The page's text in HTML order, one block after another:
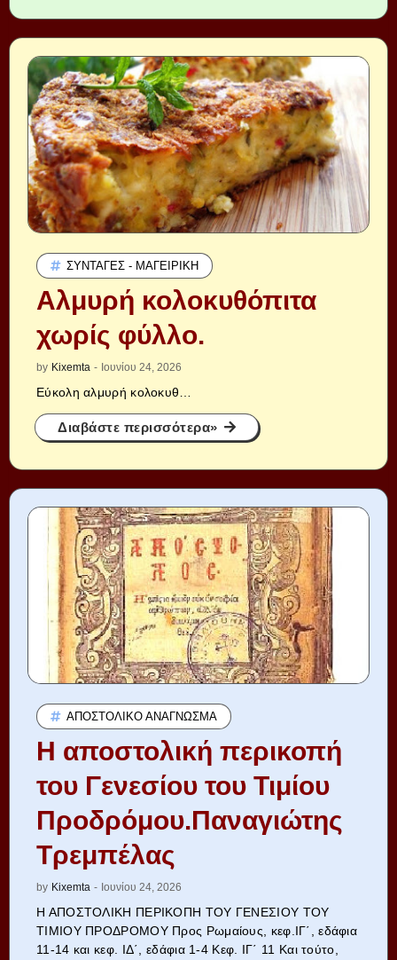
ΣΥΝΤΑΓΈΣ - ΜΑΓΕΙΡΙΚΉ
Αλμυρή κολοκυθόπιτα
χωρίς φύλλο.
by Kixemta - Ιουνίου 24, 2026
Εύκολη αλμυρή κολοκυθ…
Διαβάστε περισσότερα»
ΑΠΟΣΤΟΛΙΚΌ ΑΝΆΓΝΩΣΜΑ
Η αποστολική περικοπή
του Γενεσίου του Τιμίου
Προδρόμου.Παναγιώτης
Τρεμπέλας
by Kixemta - Ιουνίου 24, 2026
Η ΑΠΟΣΤΟΛΙΚΗ ΠΕΡΙΚΟΠΗ ΤΟΥ ΓΕΝΕΣΙΟΥ ΤΟΥ
ΤΙΜΙΟΥ ΠΡΟΔΡΟΜΟΥ Προς Ρωμαίους, κεφ.ΙΓ΄, εδάφια
11-14 και κεφ. ΙΔ΄, εδάφια 1-4 Κεφ. ΙΓ΄ 11 Και τούτο,